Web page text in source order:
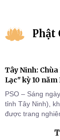
Phật
Tây Ninh:
Lạc" kỳ 10 năm
PSO – Sáng
tỉnh Tây Ninh),
được trang